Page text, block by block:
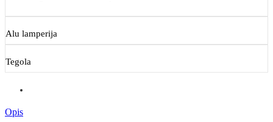
Alu lamperija
Tegola
Opis